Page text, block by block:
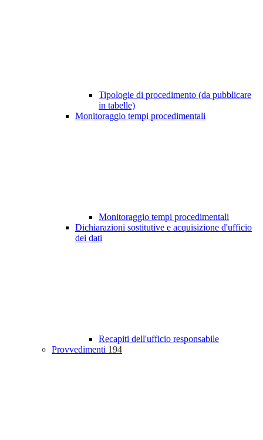
Tipologie di procedimento (da pubblicare
in tabelle)
Monitoraggio tempi procedimentali
Monitoraggio tempi procedimentali
Dichiarazioni sostitutive e acquisizione d'ufficio
dei dati
Recapiti dell'ufficio responsabile
Provvedimenti 194